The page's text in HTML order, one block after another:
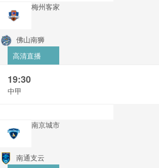
梅州客家
佛山南狮
高清直播
19:30
中甲
南京城市
南通支云